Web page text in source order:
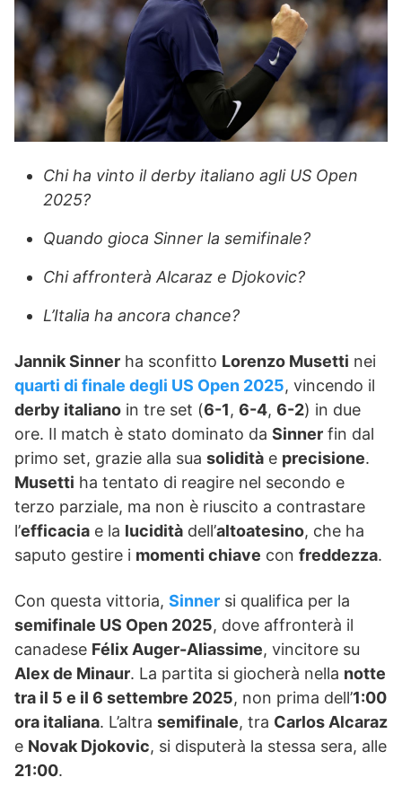
Chi ha vinto il derby italiano agli US Open
2025?
Quando gioca Sinner la semifinale?
Chi affronterà Alcaraz e Djokovic?
L’Italia ha ancora chance?
Jannik Sinner ha sconfitto Lorenzo Musetti nei
quarti di finale degli US Open 2025, vincendo il
derby italiano in tre set (6-1, 6-4, 6-2) in due
ore. Il match è stato dominato da Sinner fin dal
primo set, grazie alla sua solidità e precisione.
Musetti ha tentato di reagire nel secondo e
terzo parziale, ma non è riuscito a contrastare
l’efficacia e la lucidità dell’altoatesino, che ha
saputo gestire i momenti chiave con freddezza.
Con questa vittoria, Sinner si qualifica per la
semifinale US Open 2025, dove affronterà il
canadese Félix Auger-Aliassime, vincitore su
Alex de Minaur. La partita si giocherà nella notte
tra il 5 e il 6 settembre 2025, non prima dell’1:00
ora italiana. L’altra semifinale, tra Carlos Alcaraz
e Novak Djokovic, si disputerà la stessa sera, alle
21:00.